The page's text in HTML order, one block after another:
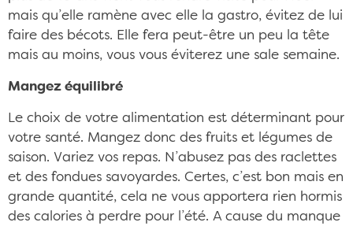
mais qu’elle ramène avec elle la gastro, évitez de lui
faire des bécots. Elle fera peut-être un peu la tête
mais au moins, vous vous éviterez une sale semaine.
Mangez équilibré
Le choix de votre alimentation est déterminant pour
votre santé. Mangez donc des fruits et légumes de
saison. Variez vos repas. N’abusez pas des raclettes
et des fondues savoyardes. Certes, c’est bon mais en
grande quantité, cela ne vous apportera rien hormis
des calories à perdre pour l’été. A cause du manque